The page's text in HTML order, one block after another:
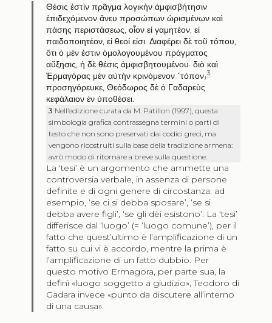
Θέσις ἐστὶν πρᾶγμα λογικὴν ἀμφισβήτησιν
ἐπιδεχόμενον ἄνευ προσώπων ὡρισμένων καὶ
πάσης περιστάσεως,οἷον εἰ γαμητέον,εἰ
παιδοποιητέον,εἰ θεοί εἰσι.Διαφέρει δὲ τοῦ τόπου,
ὅτι ὁ μέν ἐστιν ὁμολογουμένου πράγματος
αὔξησις,ἡ δὲ θέσις ἀμφισβητουμένου· διὸ καὶ
Ἑρμαγόρας μὲν αὐτὴν κρινόμενον ˹τόπον˼3
προσηγόρευκε,Θεόδωρος δὲ ὁ Γαδαρεὺς
κεφάλαιον ἐν ὑποθέσει.
3 Nell’edizione curata da M. Patillon (1997), questa
simbologia grafica contrassegna termini o parti di
testo che non sono preservati dai codici greci, ma
vengono ricostruiti sulla base della tradizione armena:
avrò modo di ritornare a breve sulla questione.
La ‘tesi’ è un argomento che ammette una
controversia verbale, in assenza di persone
definite e di ogni genere di circostanza: ad
esempio, ‘se ci si debba sposare’, ‘se si
debba avere figli’, ‘se gli dèi esistono’. La ‘tesi’
differisce dal ‘luogo’ (= ‘luogo comune’), per il
fatto che quest’ultimo è l’amplificazione di un
fatto su cui vi è accordo, mentre la prima è
l’amplificazione di un fatto dubbio. Per
questo motivo Ermagora, per parte sua, la
definì «luogo soggetto a giudizio», Teodoro di
Gadara invece «punto da discutere all’interno
di una causa».